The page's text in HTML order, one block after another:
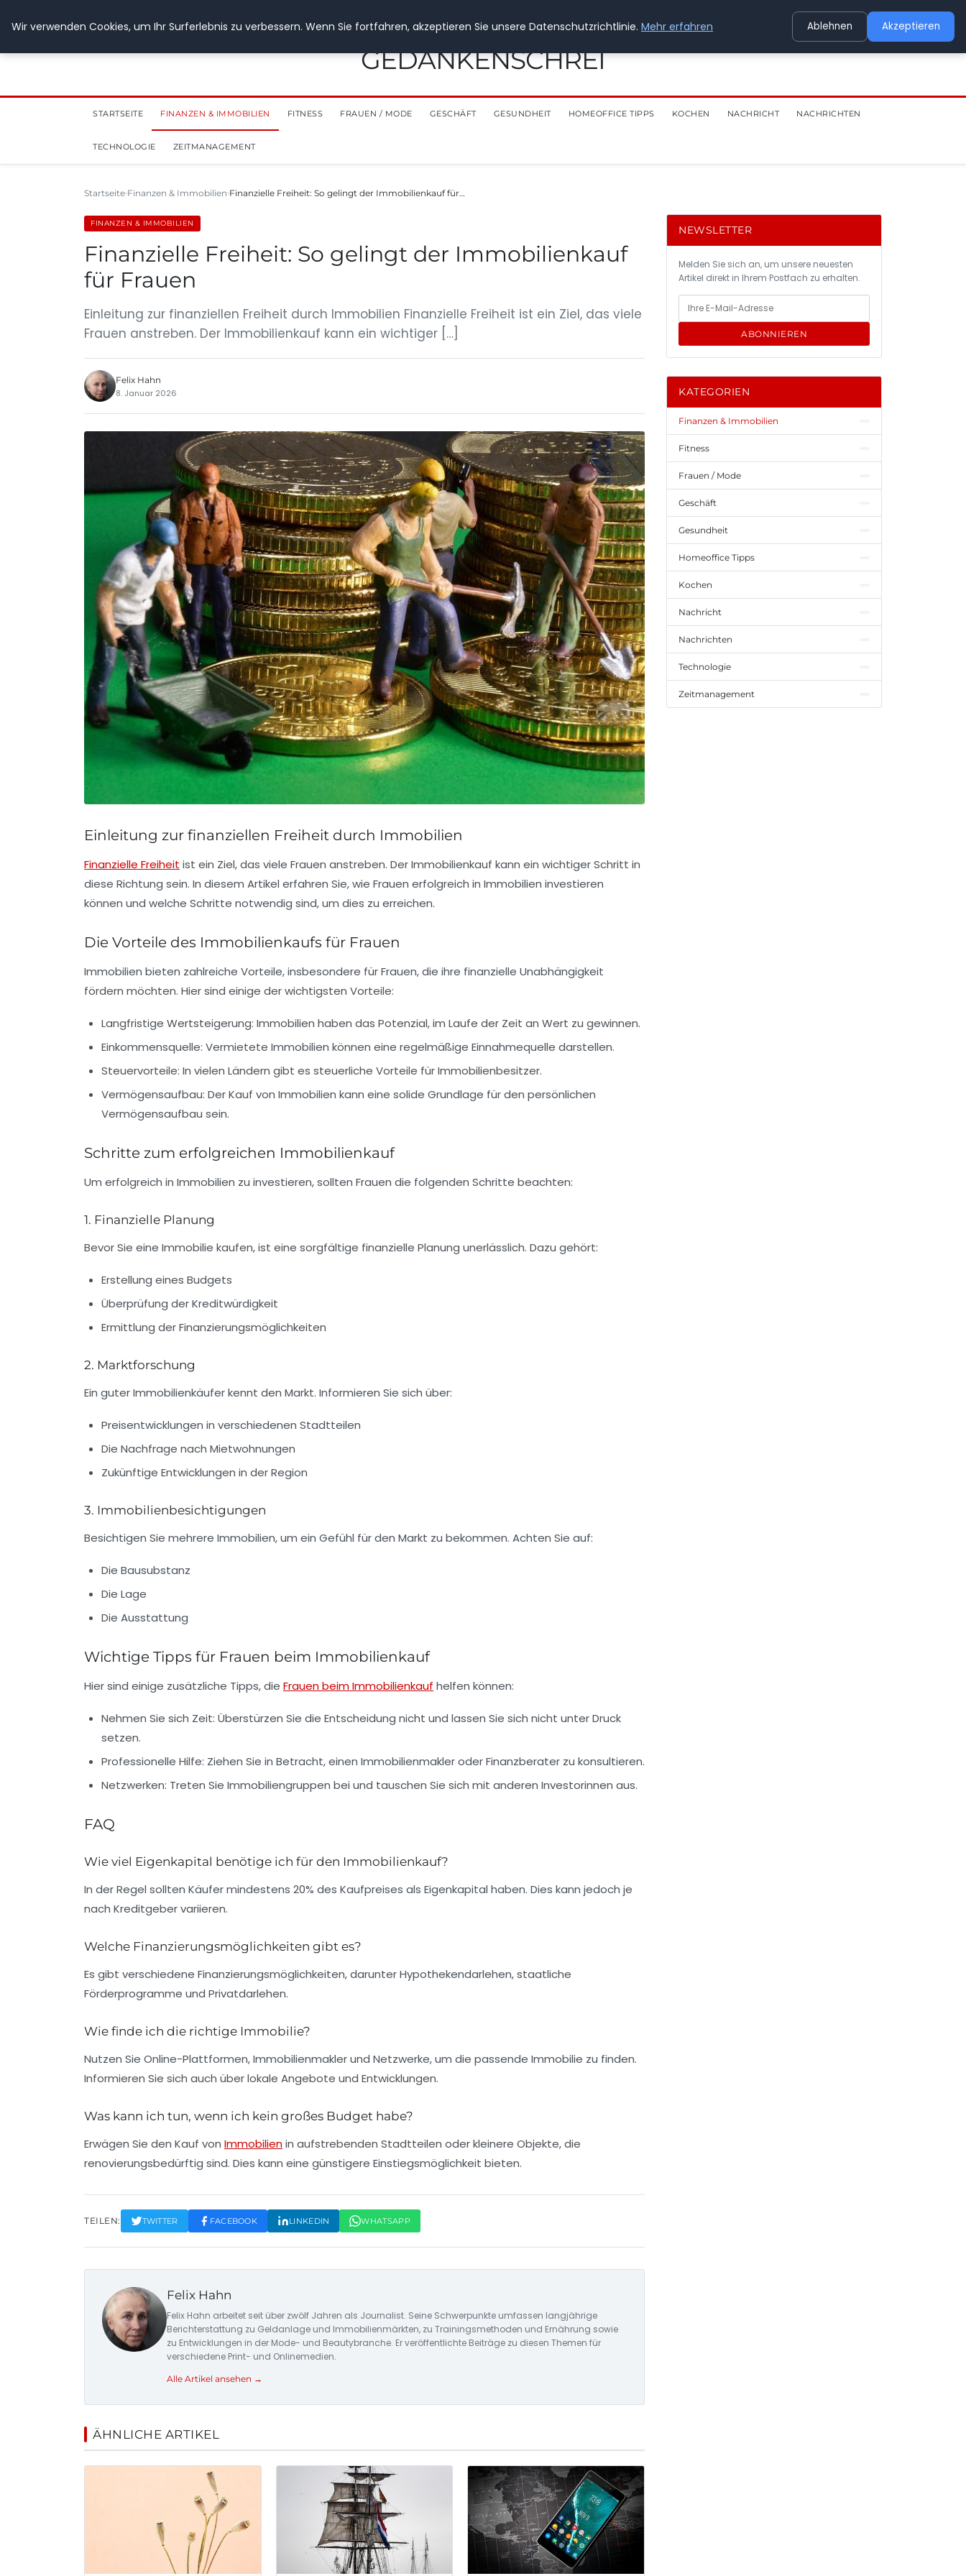
GEDANKENSCHREI
STARTSEITE FINANZEN & IMMOBILIEN FITNESS FRAUEN / MODE GESCHÄFT GESUNDHEIT HOMEOFFICE TIPPS KOCHEN NACHRICHT NACHRICHTEN
TECHNOLOGIE ZEITMANAGEMENT
Startseite Finanzen & Immobilien Finanzielle Freiheit: So gelingt der Immobilienkauf für…
FINANZEN & IMMOBILIEN
Finanzielle Freiheit: So gelingt der Immobilienkauf
für Frauen
Einleitung zur finanziellen Freiheit durch Immobilien Finanzielle Freiheit ist ein Ziel, das viele
Frauen anstreben. Der Immobilienkauf kann ein wichtiger […]
Felix Hahn
8. Januar 2026
Einleitung zur finanziellen Freiheit durch Immobilien
Finanzielle Freiheit ist ein Ziel, das viele Frauen anstreben. Der Immobilienkauf kann ein wichtiger Schritt in
diese Richtung sein. In diesem Artikel erfahren Sie, wie Frauen erfolgreich in Immobilien investieren
können und welche Schritte notwendig sind, um dies zu erreichen.
Die Vorteile des Immobilienkaufs für Frauen
Immobilien bieten zahlreiche Vorteile, insbesondere für Frauen, die ihre finanzielle Unabhängigkeit
fördern möchten. Hier sind einige der wichtigsten Vorteile:
Langfristige Wertsteigerung: Immobilien haben das Potenzial, im Laufe der Zeit an Wert zu gewinnen.
Einkommensquelle: Vermietete Immobilien können eine regelmäßige Einnahmequelle darstellen.
Steuervorteile: In vielen Ländern gibt es steuerliche Vorteile für Immobilienbesitzer.
Vermögensaufbau: Der Kauf von Immobilien kann eine solide Grundlage für den persönlichen
Vermögensaufbau sein.
Schritte zum erfolgreichen Immobilienkauf
Um erfolgreich in Immobilien zu investieren, sollten Frauen die folgenden Schritte beachten:
1. Finanzielle Planung
Bevor Sie eine Immobilie kaufen, ist eine sorgfältige finanzielle Planung unerlässlich. Dazu gehört:
Erstellung eines Budgets
Überprüfung der Kreditwürdigkeit
Ermittlung der Finanzierungsmöglichkeiten
2. Marktforschung
Ein guter Immobilienkäufer kennt den Markt. Informieren Sie sich über:
Preisentwicklungen in verschiedenen Stadtteilen
Die Nachfrage nach Mietwohnungen
Zukünftige Entwicklungen in der Region
3. Immobilienbesichtigungen
Besichtigen Sie mehrere Immobilien, um ein Gefühl für den Markt zu bekommen. Achten Sie auf:
Die Bausubstanz
Die Lage
Die Ausstattung
Wichtige Tipps für Frauen beim Immobilienkauf
Hier sind einige zusätzliche Tipps, die Frauen beim Immobilienkauf helfen können:
Nehmen Sie sich Zeit: Überstürzen Sie die Entscheidung nicht und lassen Sie sich nicht unter Druck
setzen.
Professionelle Hilfe: Ziehen Sie in Betracht, einen Immobilienmakler oder Finanzberater zu konsultieren.
Netzwerken: Treten Sie Immobiliengruppen bei und tauschen Sie sich mit anderen Investorinnen aus.
FAQ
Wie viel Eigenkapital benötige ich für den Immobilienkauf?
In der Regel sollten Käufer mindestens 20% des Kaufpreises als Eigenkapital haben. Dies kann jedoch je
nach Kreditgeber variieren.
Welche Finanzierungsmöglichkeiten gibt es?
Es gibt verschiedene Finanzierungsmöglichkeiten, darunter Hypothekendarlehen, staatliche
Förderprogramme und Privatdarlehen.
Wie finde ich die richtige Immobilie?
Nutzen Sie Online-Plattformen, Immobilienmakler und Netzwerke, um die passende Immobilie zu finden.
Informieren Sie sich auch über lokale Angebote und Entwicklungen.
Was kann ich tun, wenn ich kein großes Budget habe?
Erwägen Sie den Kauf von Immobilienin aufstrebenden Stadtteilen oder kleinere Objekte, die
renovierungsbedürftig sind. Dies kann eine günstigere Einstiegsmöglichkeit bieten.
TEILEN: TWITTER FACEBOOK LINKEDIN WHATSAPP
Felix Hahn
Felix Hahn arbeitet seit über zwölf Jahren als Journalist. Seine Schwerpunkte umfassen langjährige
Berichterstattung zu Geldanlage und Immobilienmärkten, zu Trainingsmethoden und Ernährung sowie
zu Entwicklungen in der Mode- und Beautybranche. Er veröffentlichte Beiträge zu diesen Themen für
verschiedene Print- und Onlinemedien.
Alle Artikel ansehen →
ÄHNLICHE ARTIKEL
NEWSLETTER
Melden Sie sich an, um unsere neuesten
Artikel direkt in Ihrem Postfach zu erhalten.
ABONNIEREN
KATEGORIEN
Finanzen & Immobilien
Fitness
Frauen / Mode
Geschäft
Gesundheit
Homeoffice Tipps
Kochen
Nachricht
Nachrichten
Technologie
Zeitmanagement
Wir verwenden Cookies, um Ihr Surferlebnis zu verbessern. Wenn Sie fortfahren, akzeptieren Sie unsere Datenschutzrichtlinie. Mehr erfahren Ablehnen Akzeptieren